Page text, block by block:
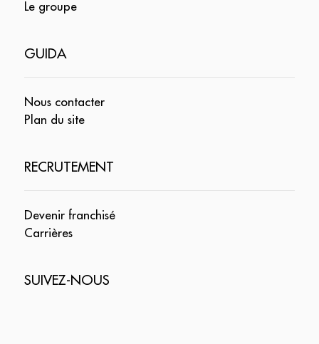
Le groupe
GUIDA
Nous contacter
Plan du site
RECRUTEMENT
Devenir franchisé
Carrières
SUIVEZ-NOUS